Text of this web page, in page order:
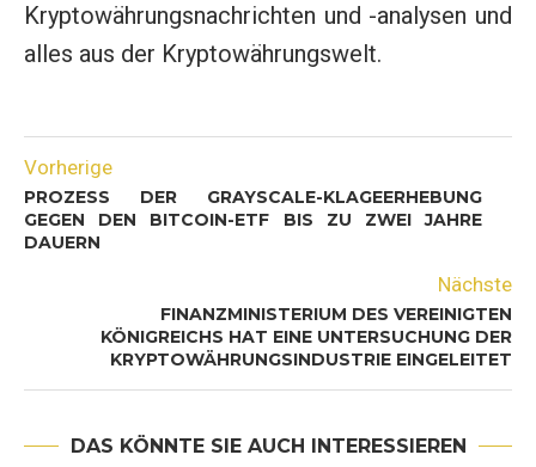
Kryptowährungsnachrichten und -analysen und
alles aus der Kryptowährungswelt.
Vorherige
PROZESS DER GRAYSCALE-KLAGEERHEBUNG
GEGEN DEN BITCOIN-ETF BIS ZU ZWEI JAHRE
DAUERN
Nächste
FINANZMINISTERIUM DES VEREINIGTEN
KÖNIGREICHS HAT EINE UNTERSUCHUNG DER
KRYPTOWÄHRUNGSINDUSTRIE EINGELEITET
DAS KÖNNTE SIE AUCH INTERESSIEREN